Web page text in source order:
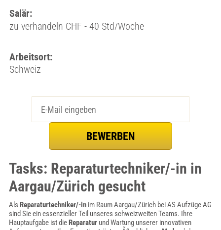
Salär:
zu verhandeln CHF - 40 Std/Woche
Arbeitsort:
Schweiz
Tasks: Reparaturtechniker/-in in
Aargau/Zürich gesucht
Als Reparaturtechniker/-inim Raum Aargau/Zürich bei AS Aufzüge AG
sind Sie ein essenzieller Teil unseres schweizweiten Teams. Ihre
Hauptaufgabe ist die Reparaturund Wartung unserer innovativen